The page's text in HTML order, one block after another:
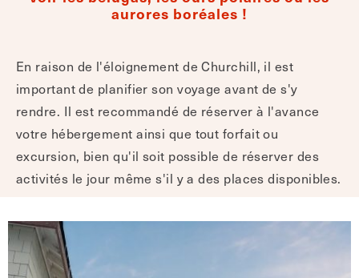
aurores boréales !
En raison de l'éloignement de Churchill, il est
important de planifier son voyage avant de s'y
rendre. Il est recommandé de réserver à l'avance
votre hébergement ainsi que tout forfait ou
excursion, bien qu'il soit possible de réserver des
activités le jour même s'il y a des places disponibles.